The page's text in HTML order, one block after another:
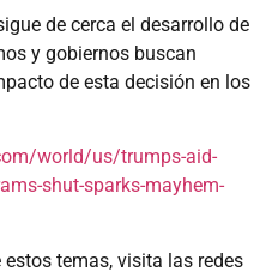
de cerca el desarrollo de
y gobiernos buscan
de esta decisión en los
world/us/trumps-aid-
shut-sparks-mayhem-
temas, visita las redes